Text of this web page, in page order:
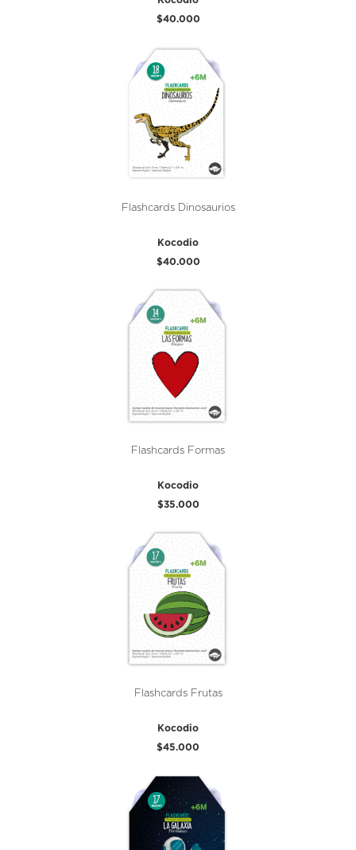
$40.000
Flashcards Dinosaurios
Kocodio
$40.000
Flashcards Formas
Kocodio
$35.000
Flashcards Frutas
Kocodio
$45.000